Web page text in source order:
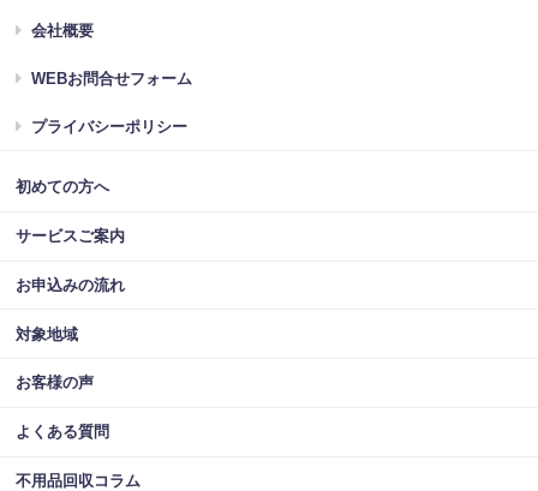
会社概要
WEBお問合せフォーム
プライバシーポリシー
初めての方へ
サービスご案内
お申込みの流れ
対象地域
お客様の声
よくある質問
不用品回収コラム